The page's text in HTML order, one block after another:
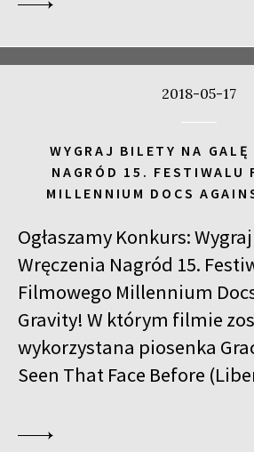
2018-05-17
WYGRAJ BILETY NA GALĘ
NAGRÓD 15. FESTIWALU
MILLENNIUM DOCS
Ogłaszamy Konkurs:
Wręczenia Nagród 15.
Filmowego Millennium
Gravity! W którym filmie
wykorzystana piosenka
Seen That Face Before